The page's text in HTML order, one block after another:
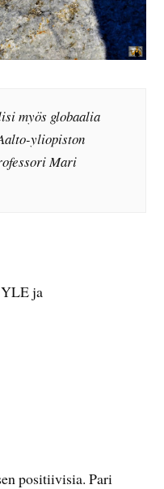
myös globaalia
yliopiston
Mari
YLE ja
positiivisia. Pari